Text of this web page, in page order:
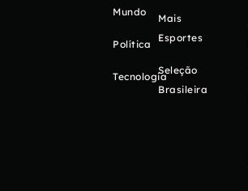
Mundo
Política
Tecnologia
Mais
Esportes
Seleção
Brasileira